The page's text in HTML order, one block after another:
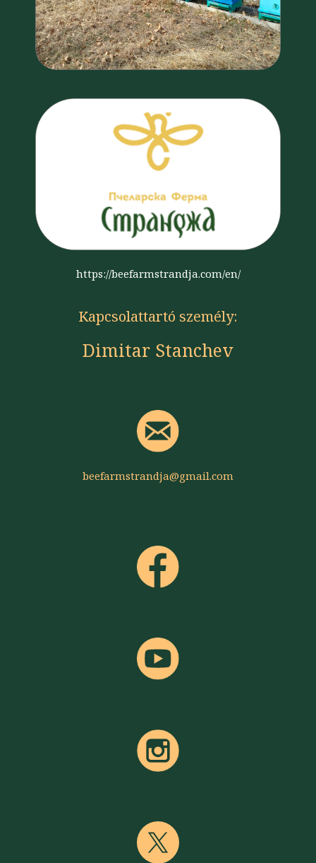
https://beefarmstrandja.com/en/
Kapcsolattartó személy:
Dimitar Stanchev
beefarmstrandja@gmail.com